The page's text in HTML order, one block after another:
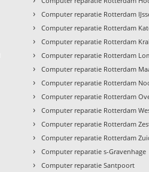
› Computer reparatie Rotterdam
› Computer reparatie Rotterdam
› Computer reparatie Rotterdam
› Computer reparatie Rotterdam
› Computer reparatie Rotterdam
› Computer reparatie Rotterdam
› Computer reparatie Rotterdam
› Computer reparatie Rotterdam
› Computer reparatie Rotterdam
› Computer reparatie Rotterdam
› Computer reparatie s-Gravenhage
› Computer reparatie Santpoort